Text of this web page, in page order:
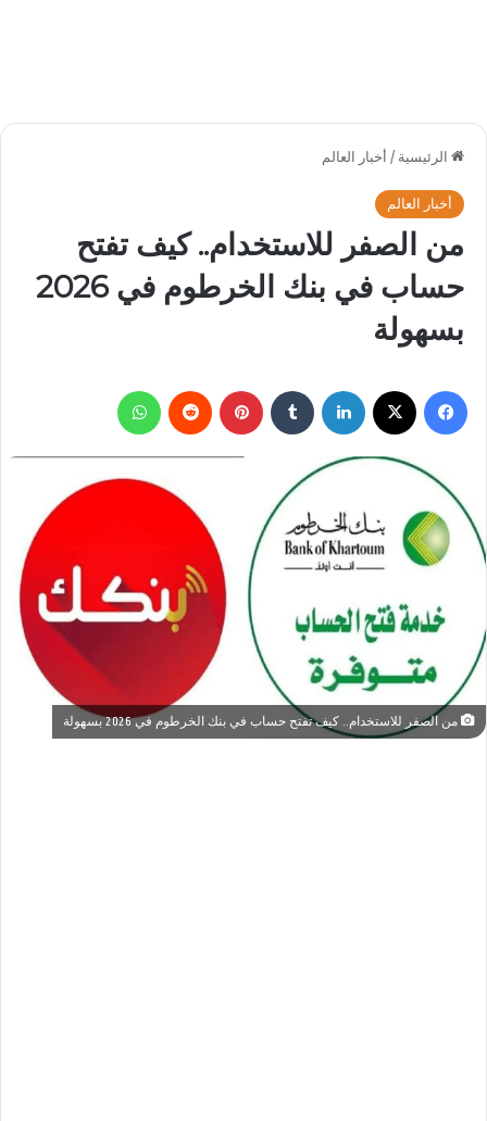
الرئيسية / أخبار العالم
أخبار العالم
من الصفر للاستخدام.. كيف تفتح
حساب في بنك الخرطوم في 2026
بسهولة
فيسبوك لينكدإن بينتيريست
من الصفر للاستخدام.. كيف تفتح حساب في بنك الخرطوم في 2026 بسهولة